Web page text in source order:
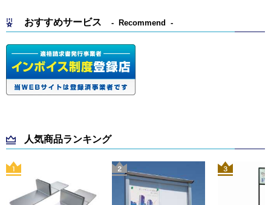
おすすめサービス Recommend
人気商品ランキング